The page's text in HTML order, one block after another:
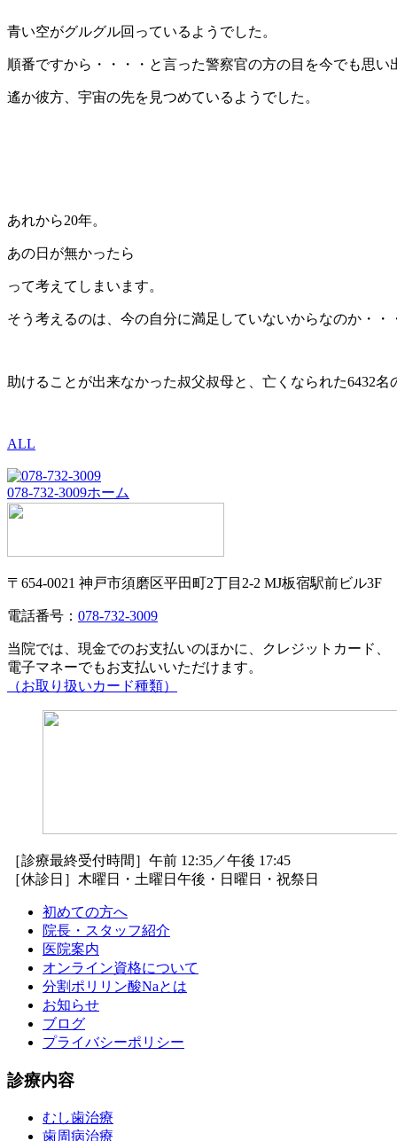
青い空がグルグル回っているようでした。
順番ですから・・・・と言った警察官の方の目を今でも思い
遙か彼方、宇宙の先を見つめているようでした。
あれから20年。
あの日が無かったら
って考えてしまいます。
そう考えるのは、今の自分に満足していないからなのか・・
助けることが出来なかった叔父叔母と、亡くなられた6432名
ALL
078-732-3009ホーム
〒654-0021 神戸市須磨区平田町2丁目2-2 MJ板宿駅前ビル3F
電話番号： 078-732-3009
当院では、現金でのお支払いのほかに、クレジットカード、
電子マネーでもお支払いいただけます。
（お取り扱いカード種類）
［診療最終受付時間］午前 12:35／午後 17:45
［休診日］木曜日・土曜日午後・日曜日・祝祭日
初めての方へ
院長・スタッフ紹介
医院案内
オンライン資格について
分割ポリリン酸Naとは
お知らせ
ブログ
プライバシーポリシー
診療内容
むし歯治療
歯周病治療